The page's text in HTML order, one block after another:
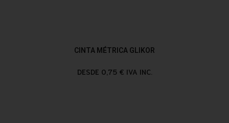
CINTA MÉTRICA GLIKOR
DESDE 0,75 € IVA INC.